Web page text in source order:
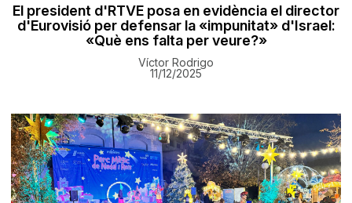
El president d'RTVE posa en evidència el director
d'Eurovisió per defensar la «impunitat» d'Israel:
«Què ens falta per veure?»
Víctor Rodrigo
11/12/2025